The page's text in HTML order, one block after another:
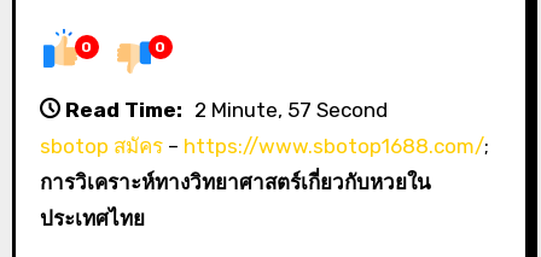
0 0
Read Time: 2 Minute, 57 Second
sbotop สมัคร– https://www.sbotop1688.com/;
การวิเคราะห์ทางวิทยาศาสตร์เกี่ยวกับหวยใน
ประเทศไทย